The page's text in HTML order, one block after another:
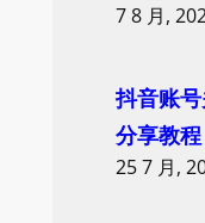
7 8 月,
抖音账
分享教程
25 7 月,